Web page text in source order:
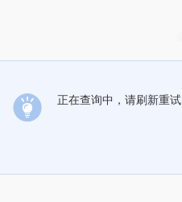
正在查询中，请刷新重试